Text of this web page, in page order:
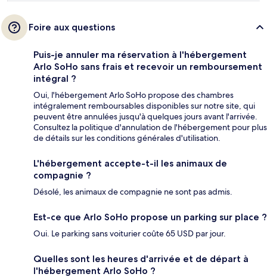
Foire aux questions
Puis-je annuler ma réservation à l'hébergement
Arlo SoHo sans frais et recevoir un remboursement
intégral ?
Oui, l'hébergement Arlo SoHo propose des chambres
intégralement remboursables disponibles sur notre site, qui
peuvent être annulées jusqu'à quelques jours avant l'arrivée.
Consultez la politique d'annulation de l'hébergement pour plus
de détails sur les conditions générales d'utilisation.
L'hébergement accepte-t-il les animaux de
compagnie ?
Désolé, les animaux de compagnie ne sont pas admis.
Est-ce que Arlo SoHo propose un parking sur place ?
Oui. Le parking sans voiturier coûte 65 USD par jour.
Quelles sont les heures d'arrivée et de départ à
l'hébergement Arlo SoHo ?